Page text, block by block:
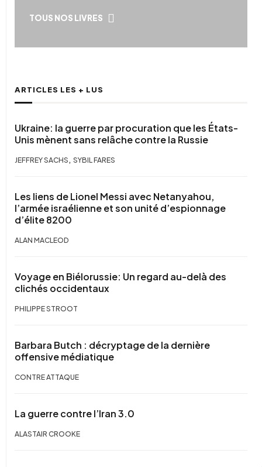
TOUS NOS LIVRES
ARTICLES LES + LUS
Ukraine: la guerre par procuration que les États-
Unis mènent sans relâche contre la Russie
JEFFREY SACHS, SYBIL FARES
Les liens de Lionel Messi avec Netanyahou,
l’armée israélienne et son unité d’espionnage
d’élite 8200
ALAN MACLEOD
Voyage en Biélorussie: Un regard au-delà des
clichés occidentaux
PHILIPPE STROOT
Barbara Butch : décryptage de la dernière
offensive médiatique
CONTRE ATTAQUE
La guerre contre l’Iran 3.0
ALASTAIR CROOKE